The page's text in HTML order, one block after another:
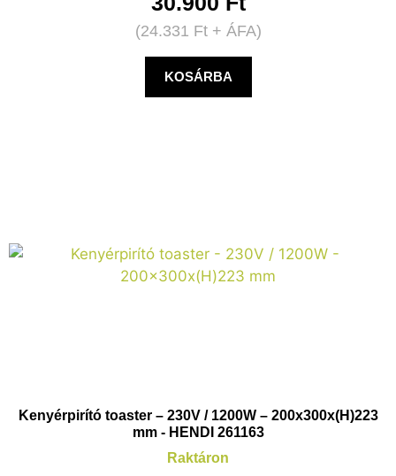
(24.331 Ft+ ÁFA)
KOSÁRBA
Kenyérpirító toaster – 230V / 1200W – 200x300x(H)223
mm - HENDI 261163
Raktáron